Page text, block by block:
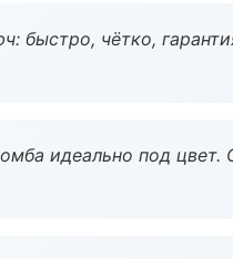
быстро, чётко,
идеально под цвет.